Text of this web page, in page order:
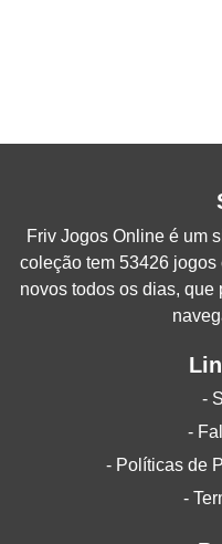
Friv Jogos Online é um
coleção tem 53426
novos todos os dias, que
-
-
- Políticas de
-